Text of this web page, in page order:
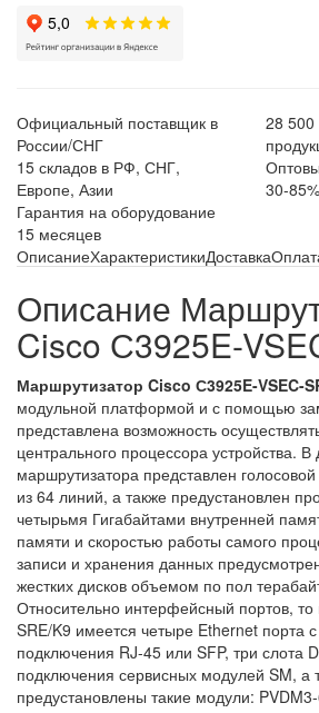
Официальный поставщик в
России/СНГ
28
15 складов в РФ, СНГ,
Европе, Азии
30-
Гарантия на оборудование
15 месяцев
ОписаниеХарактеристикиДоставка
Описание
Cisco С3925E-
Маршрутизатор Cisco С3925E-VSEC-
модульной платформой и с помощью
представлена возможность
центрального процессора устройства.
маршрутизатора представлен
из 64 линий, а также предустановлен
четырьмя Гигабайтами внутренней
памяти и скоростью работы самого
записи и хранения данных
жестких дисков объемом по пол
Относительно интерфейсный портов, то
SRE/K9 имеется четыре Ethernet порта
подключения RJ-45 или SFP, три слота
подключения сервисных модулей SM, а
предустановлены такие модули: